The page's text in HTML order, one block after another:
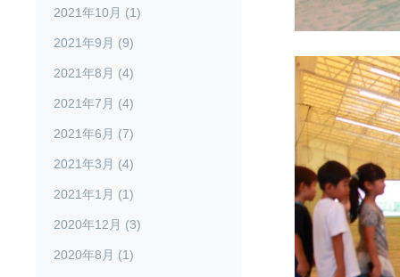
2021年10月 (1)
2021年9月 (9)
2021年8月 (4)
2021年7月 (4)
2021年6月 (7)
2021年3月 (4)
2021年1月 (1)
2020年12月 (3)
2020年8月 (1)